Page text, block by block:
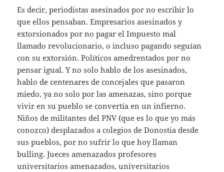
Es decir, periodistas asesinados por no escribir lo
que ellos pensaban. Empresarios asesinados y
extorsionados por no pagar el Impuesto mal
llamado revolucionario, o incluso pagando seguían
con su extorsión. Políticos amedrentados por no
pensar igual. Y no solo hablo de los asesinados,
hablo de centenares de concejales que pasaron
miedo, ya no solo por las amenazas, sino porque
vivir en su pueblo se convertía en un infierno.
Niños de militantes del PNV (que es lo que yo más
conozco) desplazados a colegios de Donostia desde
sus pueblos, por no sufrir lo que hoy llaman
bulling. Jueces amenazados profesores
universitarios amenazados, universitarios